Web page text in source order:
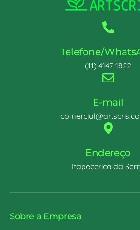
Telefone/
(11) 4147-1822
E-mail
Endereço
Itapecerica da
Sobre a Empresa